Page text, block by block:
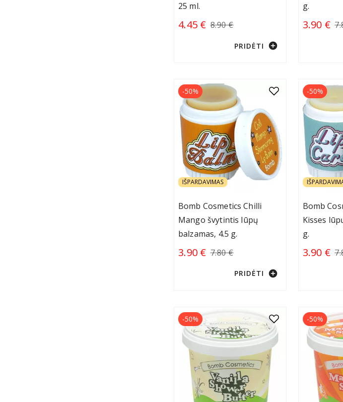
25 ml.
4.45 € 8.90 €
PRIDĖTI add_circle
g.
3.90 €
IŠPARDAVIMAS
Bomb Cosmetics Chilli
Mango švytintis lūpų
balzamas, 4.5 g.
3.90 € 7.80 €
-50%
PRIDĖTI add_circle
Bomb
Kisses
g.
3.90 €
-50%
-50% -50%